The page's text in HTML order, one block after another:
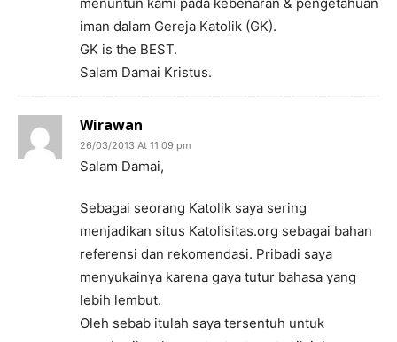
iman dalam Gereja Katolik (GK).
GK is the BEST.
Salam Damai Kristus.
Wirawan
26/03/2013 At 11:09 pm
Salam Damai,
Sebagai seorang Katolik saya sering
menjadikan situs Katolisitas.org sebagai bahan
referensi dan rekomendasi. Pribadi saya
menyukainya karena gaya tutur bahasa yang
lebih lembut.
Oleh sebab itulah saya tersentuh untuk